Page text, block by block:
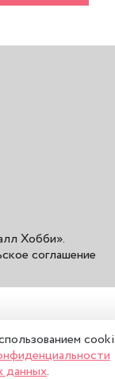
Хобби».
соглашение
данных.